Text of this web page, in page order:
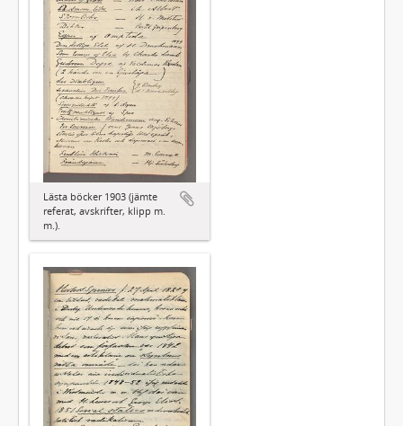
Lästa böcker 1903 (jämte
referat, avskrifter, klipp m.
m.).